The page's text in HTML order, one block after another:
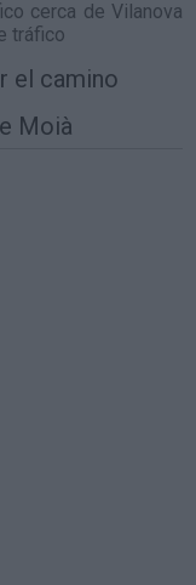
cerca de Vilanova
tráfico
el camino
Moià